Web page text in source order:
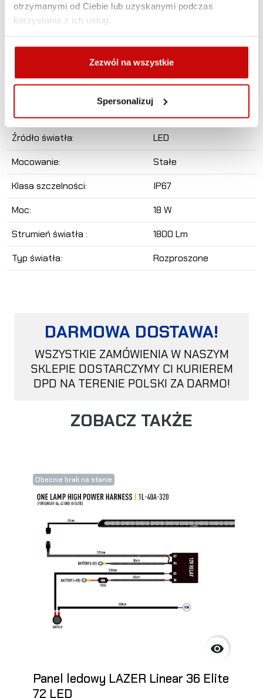
otrzymanymi od Ciebie lub uzyskanymi podczas
korzystania z ich usług.
Zezwól na wszystkie
Spersonalizuj
- 6 mocnych diod LED
- Światło rozproszone
Napięcie:
12/24 V
Gwarancja:
2 lata
Źródło światła:
LED
Mocowanie:
Stałe
Klasa szczelności:
IP67
Moc:
18 W
Strumień światła :
1800 Lm
Typ światła:
Rozproszone
DARMOWA DOSTAWA!
WSZYSTKIE ZAMÓWIENIA W NASZYM
SKLEPIE DOSTARCZYMY CI KURIEREM
DPD NA TERENIE POLSKI ZA DARMO!
ZOBACZ TAKŻE
Obecnie brak na stanie

Panel ledowy LAZER Linear 36 Elite
72 LED